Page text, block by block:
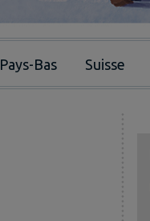
Pays-Bas Suisse